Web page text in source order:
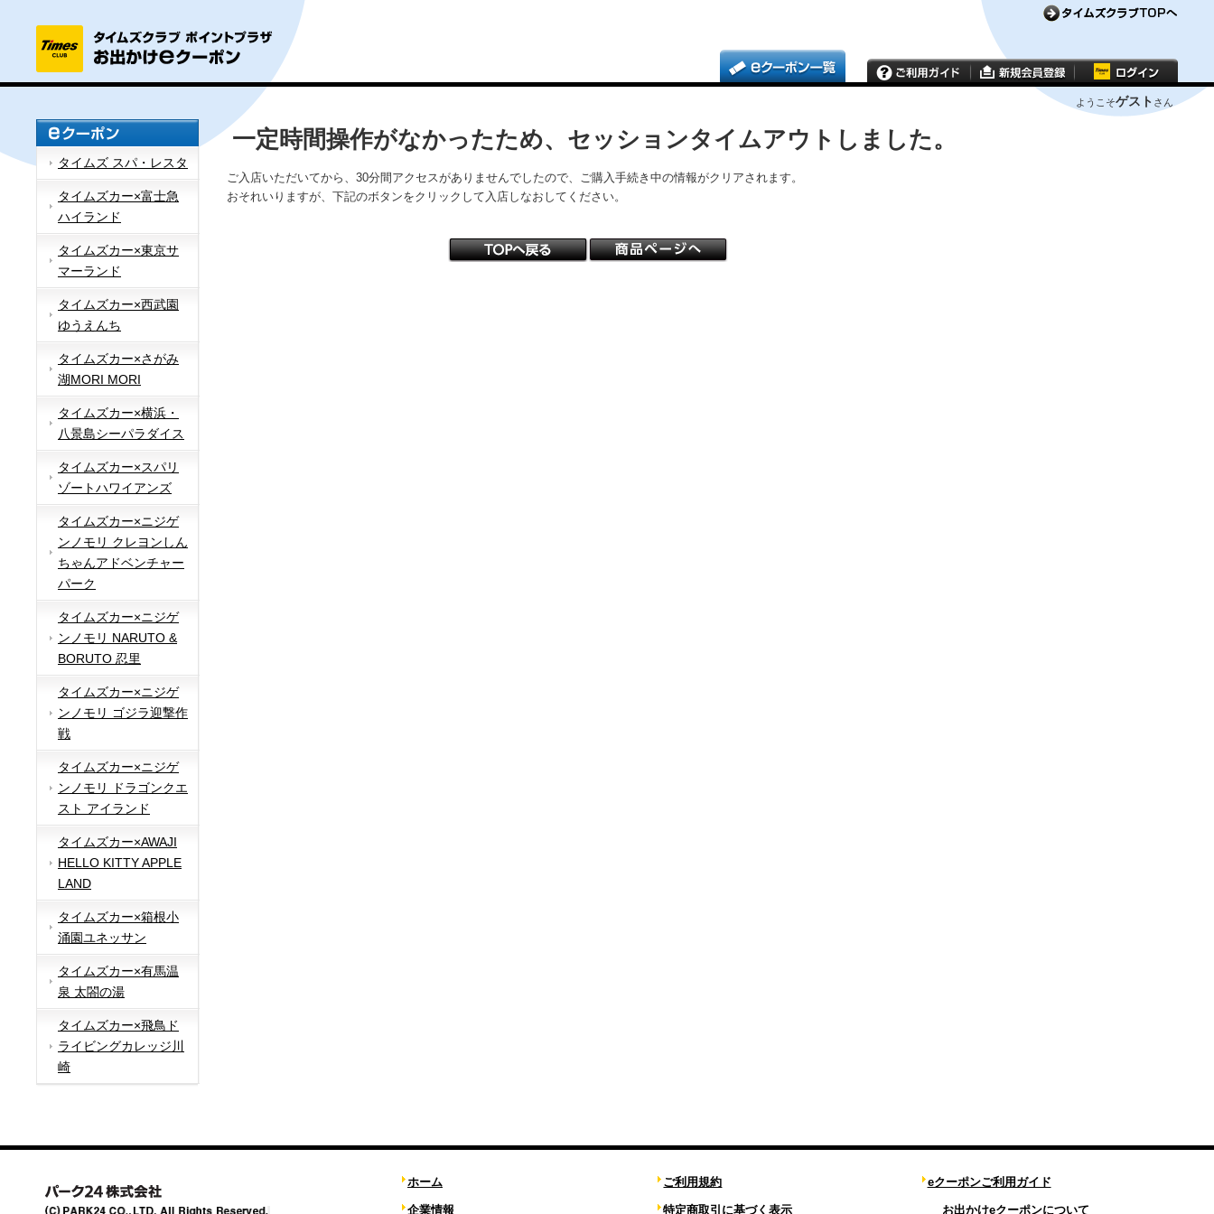
ようこそゲスト さん
タイムズ スパ・レスタ
タイムズカー×富士急
ハイランド
タイムズカー×東京サ
マーランド
タイムズカー×西武園
ゆうえんち
タイムズカー×さがみ
湖MORI MORI
タイムズカー×横浜・
八景島シーパラダイス
タイムズカー×スパリ
ゾートハワイアンズ
タイムズカー×ニジゲ
ンノモリ クレヨンしん
ちゃんアドベンチャー
パーク
タイムズカー×ニジゲ
ンノモリ NARUTO &
BORUTO 忍里
タイムズカー×ニジゲ
ンノモリ ゴジラ迎撃作
戦
タイムズカー×ニジゲ
ンノモリ ドラゴンクエ
スト アイランド
タイムズカー×AWAJI
HELLO KITTY APPLE
LAND
タイムズカー×箱根小
涌園ユネッサン
タイムズカー×有馬温
泉 太閤の湯
タイムズカー×飛鳥ド
ライビングカレッジ川
崎
一定時間操作がなかったため、セッションタイムアウトしました。
ご入店いただいてから、30分間アクセスがありませんでしたので、ご購入手続き中の情報がクリアされます。
おそれいりますが、下記のボタンをクリックして入店しなおしてください。
ホーム
企業情報
ご利用規約
特定商取引に基づく表示
eクーポンご利用ガイド
お出かけeクーポンについて